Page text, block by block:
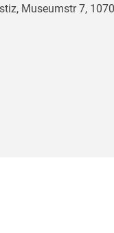
Museumstr 7, 1070